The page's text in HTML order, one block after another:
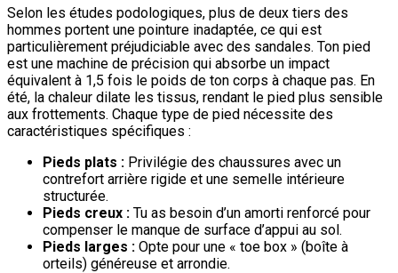
Selon les études podologiques, plus de deux tiers des
hommes portent une pointure inadaptée, ce qui est
particulièrement préjudiciable avec des sandales. Ton pied
est une machine de précision qui absorbe un impact
équivalent à 1,5 fois le poids de ton corps à chaque pas. En
été, la chaleur dilate les tissus, rendant le pied plus sensible
aux frottements. Chaque type de pied nécessite des
caractéristiques spécifiques :
Pieds plats : Privilégie des chaussures avec un
contrefort arrière rigide et une semelle intérieure
structurée.
Pieds creux : Tu as besoin d’un amorti renforcé pour
compenser le manque de surface d’appui au sol.
Pieds larges : Opte pour une « toe box » (boîte à
orteils) généreuse et arrondie.